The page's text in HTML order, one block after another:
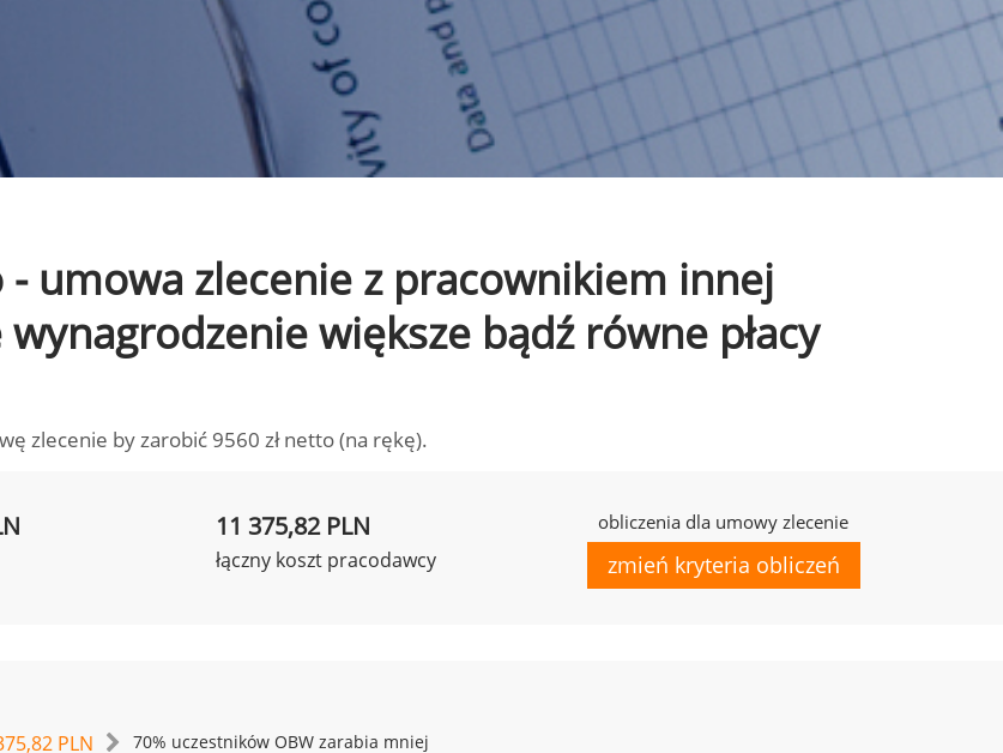
umowa zlecenie z pracownikiem innej
większe bądź równe płacy
zlecenie by zarobić 9560 zł netto (na rękę).
11 375,82 PLN
łączny koszt pracodawcy
obliczenia dla umowy zlecenie
zmień kryteria obliczeń
PLN 70% uczestników OBW zarabia mniej